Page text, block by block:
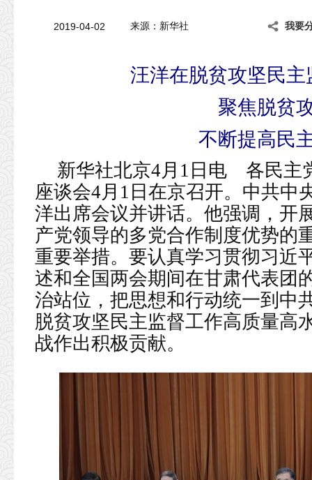
2019-04-02 来源：新华社 我要
汪洋在脱贫攻坚民
聚焦脱贫
不断提高民
新华社北京4月1日电 各民主
座谈会4月1日在京召开。中共中
洋出席会议并讲话。他强调，开
产党领导的多党合作制度优势的
重要举措。要认真学习贯彻习近
述和全国两会期间在甘肃代表团
治站位，把思想和行动统一到中
脱贫攻坚民主监督工作高质量高
战作出积极贡献。